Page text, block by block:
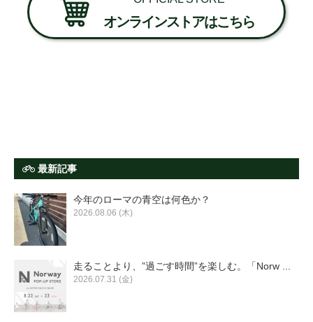
オンラインストアはこちら
最新記事
今年のローマの青空は何色か？
2026.08.06 (木)
走ることより、”過ごす時間”を楽しむ。「Norw ...
2026.07.31 (金)